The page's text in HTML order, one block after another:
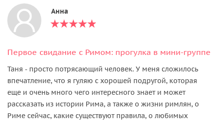
Анна
Первое свидание с Римом: прогулка в мини-группе
Таня - просто потрясающий человек. У меня сложилось
впечатление, что я гуляю с хорошей подругой, которая
еще и очень много чего интересного знает и может
рассказать из истории Рима, а также о жизни римлян, о
Риме сейчас, какие существуют правила, о любимых